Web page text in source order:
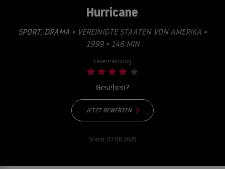
Hurricane
SPORT, DRAMA • VEREINIGTE STAATEN VON AMERIKA •
1999 • 146 MIN
Lesermeinung
Gesehen?
JETZT BEWERTEN
Stand: 07.08.2026